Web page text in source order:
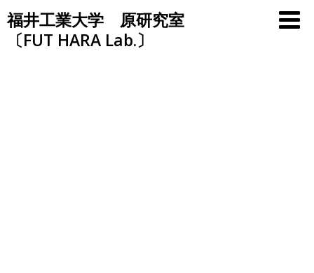
Skip
to
content
福井工業大学 原研究室
〔FUT HARA Lab.〕